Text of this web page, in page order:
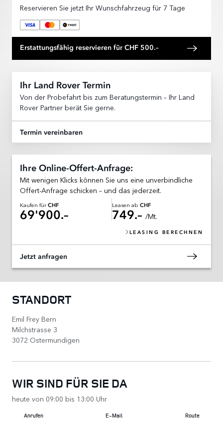
Reservieren Sie jetzt Ihr Wunschfahrzeug für 7 Tage
Erstattungsfähig reservieren für CHF 500.–
Ihr Land Rover Termin
Von der Probefahrt bis zum Beratungstermin – Ihr Land
Rover Partner berät Sie gerne.
Termin vereinbaren
Ihre Online-Offert-Anfrage:
Mit wenigen Klicks können Sie uns eine unverbindliche
Offert-Anfrage schicken – und das jederzeit.
Kaufen für CHF
69'900.–
Leasen ab CHF
749.– /Mt.
LEASING BERECHNEN
Jetzt anfragen
STANDORT
Emil Frey Bern
Milchstrasse 3
3072 Ostermundigen
WIR SIND FÜR SIE DA
heute von 09:00 bis 13:00 Uhr
Anrufen E-Mail Route